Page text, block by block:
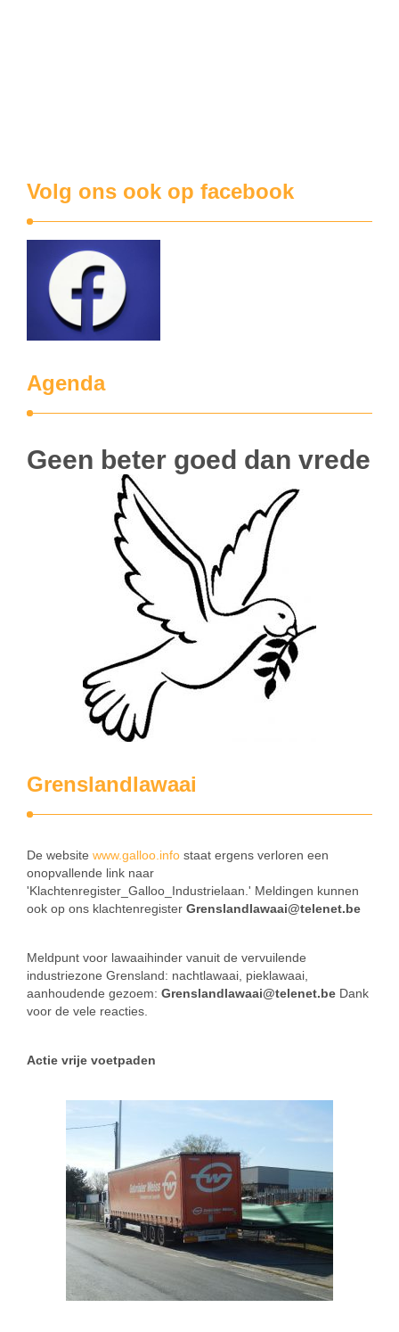
Volg ons ook op facebook
Agenda
Geen beter goed dan vrede
Grenslandlawaai
De website www.galloo.info staat ergens verloren een
onopvallende link naar
'Klachtenregister_Galloo_Industrielaan.' Meldingen kunnen
ook op ons klachtenregister Grenslandlawaai@telenet.be
Meldpunt voor lawaaihinder vanuit de vervuilende
industriezone Grensland: nachtlawaai, pieklawaai,
aanhoudende gezoem: Grenslandlawaai@telenet.be Dank
voor de vele reacties.
Actie vrije voetpaden